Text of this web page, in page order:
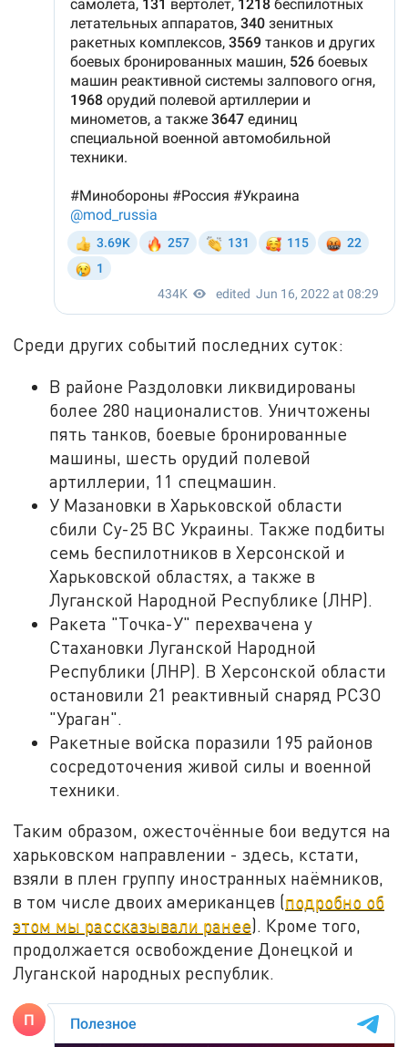
Среди других событий последних суток:
В районе Раздоловки ликвидированы
более 280 националистов. Уничтожены
пять танков, боевые бронированные
машины, шесть орудий полевой
артиллерии, 11 спецмашин.
У Мазановки в Харьковской области
сбили Су-25 ВС Украины. Также подбиты
семь беспилотников в Херсонской и
Харьковской областях, а также в
Луганской Народной Республике (ЛНР).
Ракета "Точка-У" перехвачена у
Стахановки Луганской Народной
Республики (ЛНР). В Херсонской области
остановили 21 реактивный снаряд РСЗО
"Ураган".
Ракетные войска поразили 195 районов
сосредоточения живой силы и военной
техники.
Таким образом, ожесточённые бои ведутся на
харьковском направлении - здесь, кстати,
взяли в плен группу иностранных наёмников,
в том числе двоих американцев (подробно об
этом мы рассказывали ранее). Кроме того,
продолжается освобождение Донецкой и
Луганской народных республик.